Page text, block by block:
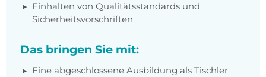
Einhalten von Qualitätsstandards und
Sicherheitsvorschriften
Das bringen Sie mit:
Eine abgeschlossene Ausbildung als Tischler